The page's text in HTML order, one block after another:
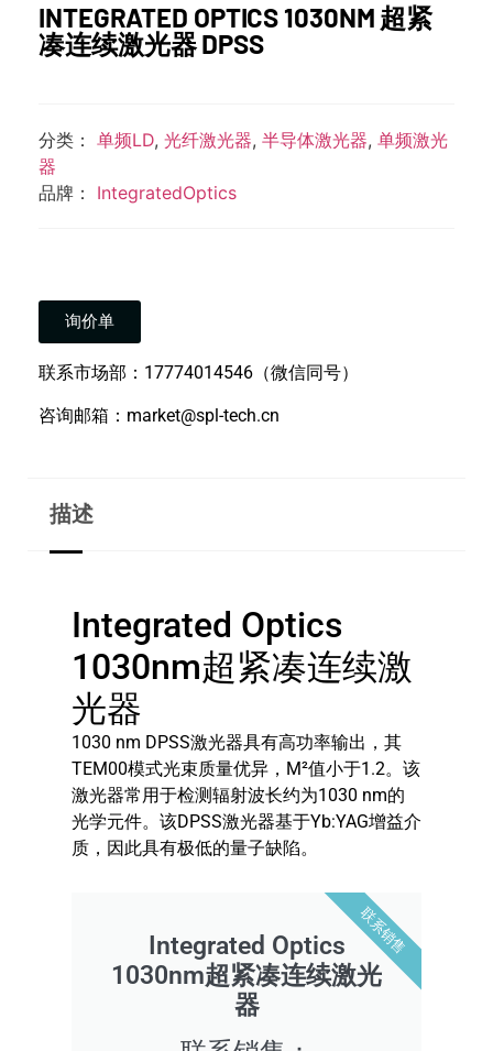
INTEGRATED OPTICS 1030NM 超紧
凑连续激光器 DPSS
分类： 单频LD, 光纤激光器, 半导体激光器, 单频激光
器
品牌： IntegratedOptics
询价单
联系市场部：17774014546（微信同号）
咨询邮箱：market@spl-tech.cn
描述
Integrated Optics
1030nm超紧凑连续激
光器
1030 nm DPSS激光器具有高功率输出，其
TEM00模式光束质量优异，M²值小于1.2。该
激光器常用于检测辐射波长约为1030 nm的
光学元件。该DPSS激光器基于Yb:YAG增益介
质，因此具有极低的量子缺陷。
Integrated Optics
1030nm超紧凑连续激光
器
联系销售